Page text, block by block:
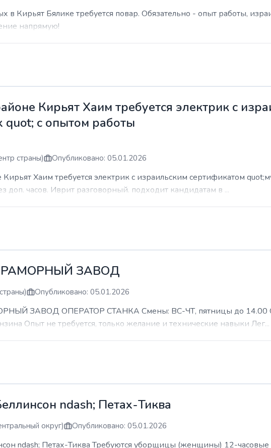
в Кирьят Бялике требуется повар. Обязательно - опыт работы,
напрямую!
Кирьят Хаим требуется электрик с
quot; с опытом работы
страны) Опубликовано: 05.01.2026
Хаим требуется электрик с израильским сертификатом
доп. часов. Иврит разговорный. подходит кандидатам в ...
ЗАВОД
Опубликовано: 05.01.2026
ЗАВОД ОПЕРАТОР СТАНКА Смены: ВС-ЧТ, пятницы до 14.00 От
Опыт не требуется, только желание и технические навыки Лег...
ndash; Петах-Тиква
округ) Опубликовано: 05.01.2026
ndash; Петах-Тиква Требуются уборщицы (женщины) 12-